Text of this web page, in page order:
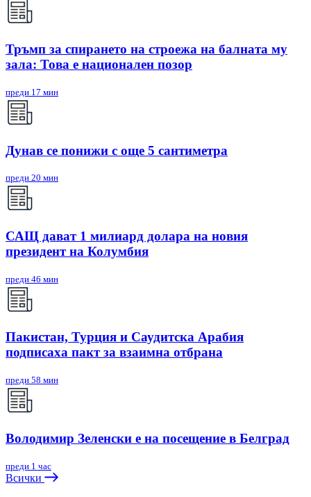
Тръмп за спирането на строежа на балната му
зала: Това е национален позор
преди 17 мин
Дунав се понижи с още 5 сантиметра
преди 20 мин
САЩ дават 1 милиард долара на новия
президент на Колумбия
преди 46 мин
Пакистан, Турция и Саудитска Арабия
подписаха пакт за взаимна отбрана
преди 58 мин
Володимир Зеленски е на посещение в Белград
преди 1 час
Всички